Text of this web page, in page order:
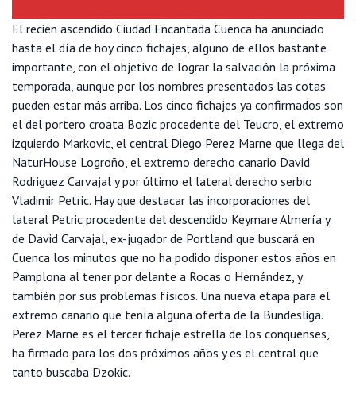
El recién ascendido Ciudad Encantada Cuenca ha anunciado
hasta el día de hoy cinco fichajes, alguno de ellos bastante
importante, con el objetivo de lograr la salvación la próxima
temporada, aunque por los nombres presentados las cotas
pueden estar más arriba. Los cinco fichajes ya confirmados son
el del portero croata Bozic procedente del Teucro, el extremo
izquierdo Markovic, el central Diego Perez Marne que llega del
NaturHouse Logroño, el extremo derecho canario David
Rodriguez Carvajal y por último el lateral derecho serbio
Vladimir Petric. Hay que destacar las incorporaciones del
lateral Petric procedente del descendido Keymare Almería y
de David Carvajal, ex-jugador de Portland que buscará en
Cuenca los minutos que no ha podido disponer estos años en
Pamplona al tener por delante a Rocas o Hernández, y
también por sus problemas físicos. Una nueva etapa para el
extremo canario que tenía alguna oferta de la Bundesliga.
Perez Marne es el tercer fichaje estrella de los conquenses,
ha firmado para los dos próximos años y es el central que
tanto buscaba Dzokic.